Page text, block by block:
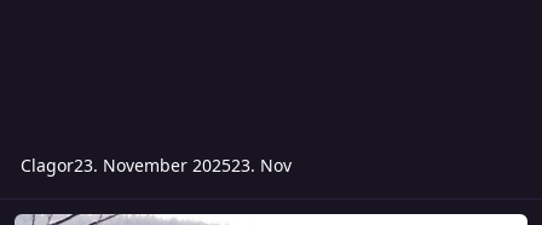
Clagor23. November 202523. Nov
Sonntag – Abenteuer 1880: Der Mord zum Sonntag